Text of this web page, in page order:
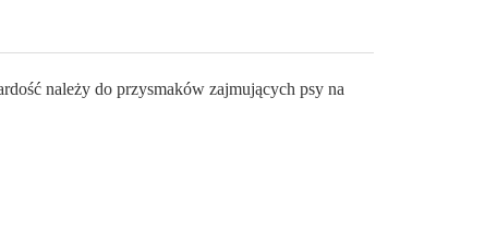
należy do przysmaków zajmujących psy na